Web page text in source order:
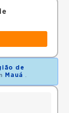
de
Mauá